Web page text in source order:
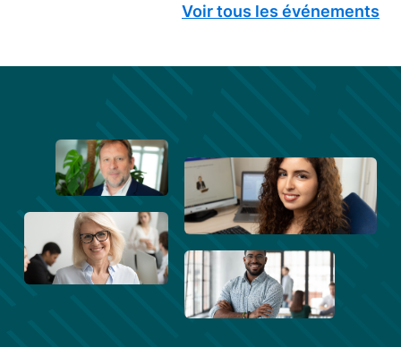
Voir tous les événements